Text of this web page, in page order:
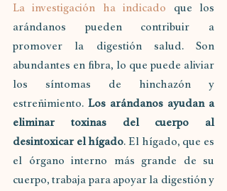
La investigación ha indicado que los
arándanos pueden contribuir a
promover la digestión salud. Son
abundantes en fibra, lo que puede aliviar
los síntomas de hinchazón y
estreñimiento. Los arándanos ayudan a
eliminar toxinas del cuerpo al
desintoxicar el hígado. El hígado, que es
el órgano interno más grande de su
cuerpo, trabaja para apoyar la digestión y